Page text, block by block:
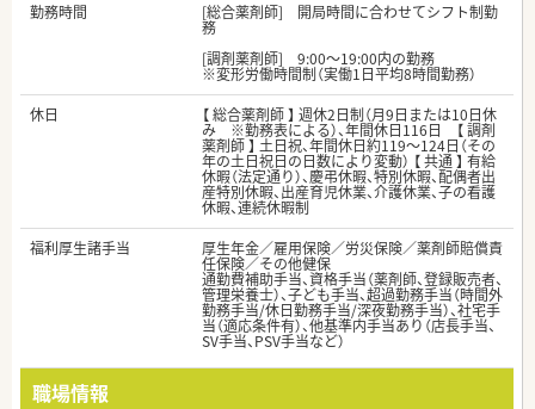
勤務時間
[総合薬剤師] 開局時間に合わせてシフト制勤
務
[調剤薬剤師] 9:00～19:00内の勤務
※変形労働時間制（実働1日平均8時間勤務）
休日
【 総合薬剤師 】 週休2日制（月9日または10日休
み ※勤務表による）、年間休日116日 【 調剤
薬剤師 】 土日祝、年間休日約119～124日（その
年の土日祝日の日数により変動） 【 共通 】 有給
休暇（法定通り）、慶弔休暇、特別休暇、配偶者出
産特別休暇、出産育児休業、介護休業、子の看護
休暇、連続休暇制
福利厚生諸手当
厚生年金／雇用保険／労災保険／薬剤師賠償責
任保険／その他健保
通勤費補助手当、資格手当（薬剤師、登録販売者、
管理栄養士）、子ども手当、超過勤務手当（時間外
勤務手当/休日勤務手当/深夜勤務手当）、社宅手
当（適応条件有）、他基準内手当あり（店長手当、
SV手当、PSV手当など）
職場情報